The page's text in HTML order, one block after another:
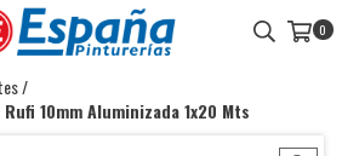
0
/
10mm Aluminizada 1x20 Mts